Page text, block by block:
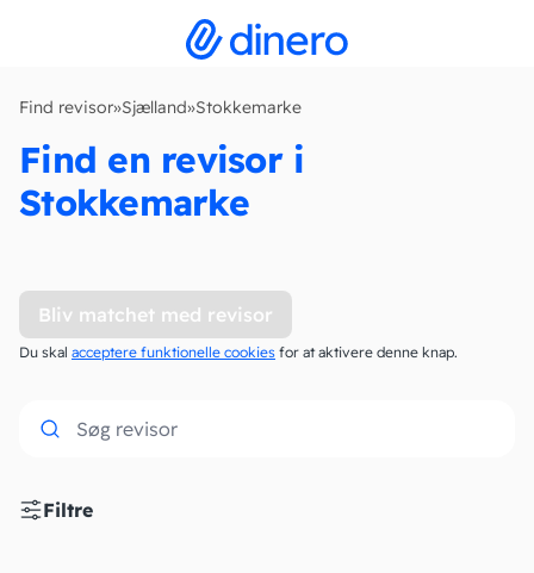
Find revisor»Sjælland»Stokkemarke
Find en revisor i
Stokkemarke
Bliv matchet med revisor
Du skal acceptere funktionelle cookies for at aktivere denne knap.
Filtre